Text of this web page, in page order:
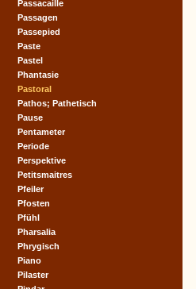
Passacaille
Passagen
Passepied
Paste
Pastel
Phantasie
Pastoral
Pathos; Pathetisch
Pause
Pentameter
Periode
Perspektive
Petitsmaitres
Pfeiler
Pfosten
Pfühl
Pharsalia
Phrygisch
Piano
Pilaster